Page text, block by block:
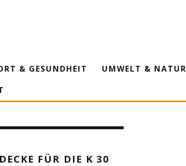
& GESUNDHEIT UMWELT & NATUR
FÜR DIE K 30